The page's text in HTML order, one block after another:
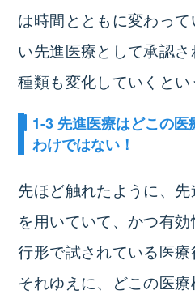
は時間とともに変わっ
い先進医療として承認
種類も変化していくとい
1-3 先進医療はどこの
わけではない！
先ほど触れたように、
を用いていて、かつ有
行形で試されている医療
それゆえに、どこの医